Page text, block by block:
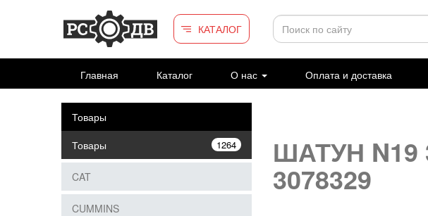
Перейти к основному содержанию
КАТАЛОГ
Главная Каталог О нас Оплата и доставка
ШАТУН N19
3078329
Товары
Товары
1264
CAT
CUMMINS